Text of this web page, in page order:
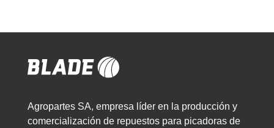
Agropartes SA, empresa líder en la producción y
comercialización de repuestos para picadoras de